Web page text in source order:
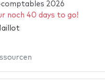
2026
noch 40 days to go!